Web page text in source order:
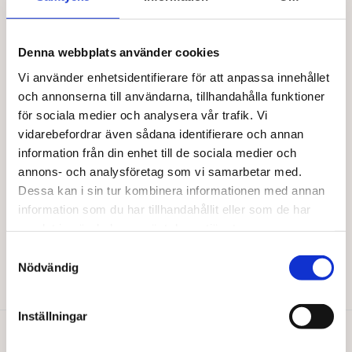
Denna webbplats använder cookies
Vi använder enhetsidentifierare för att anpassa innehållet
och annonserna till användarna, tillhandahålla funktioner
för sociala medier och analysera vår trafik. Vi
vidarebefordrar även sådana identifierare och annan
information från din enhet till de sociala medier och
annons- och analysföretag som vi samarbetar med.
Dessa kan i sin tur kombinera informationen med annan
information som du har tillhandahållit eller som de har
Nödvändig
Inställningar
Tomatpuré EKO 200 g
Lägg till i varukorg